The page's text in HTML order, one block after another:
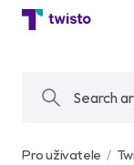
Pro uživatele